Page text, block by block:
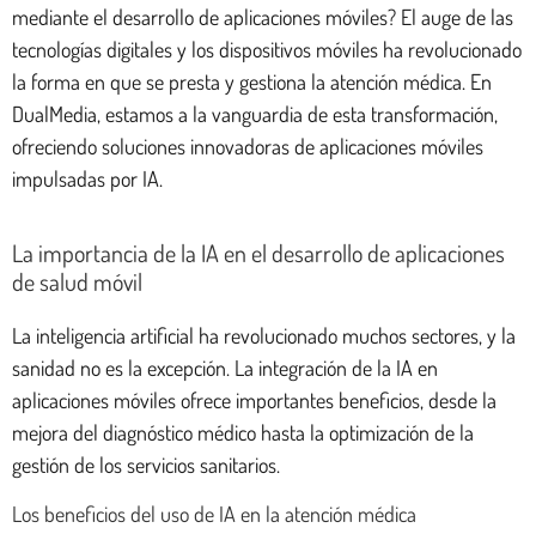
mediante el desarrollo de aplicaciones móviles? El auge de las
tecnologías digitales y los dispositivos móviles ha revolucionado
la forma en que se presta y gestiona la atención médica. En
DualMedia, estamos a la vanguardia de esta transformación,
ofreciendo soluciones innovadoras de aplicaciones móviles
impulsadas por IA.
La importancia de la IA en el desarrollo de aplicaciones
de salud móvil
La inteligencia artificial ha revolucionado muchos sectores, y la
sanidad no es la excepción. La integración de la IA en
aplicaciones móviles ofrece importantes beneficios, desde la
mejora del diagnóstico médico hasta la optimización de la
gestión de los servicios sanitarios.
Los beneficios del uso de IA en la atención médica